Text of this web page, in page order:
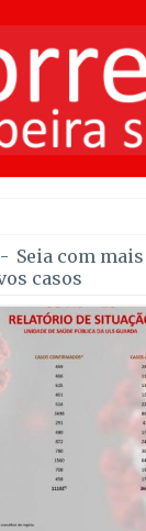
de Algodres
- Seia com
casos